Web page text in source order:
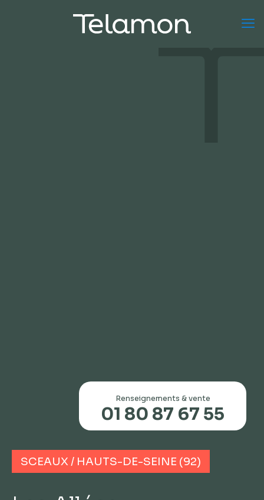
Renseignements & vente
01 80 87 67 55
SCEAUX / HAUTS-DE-SEINE (92)